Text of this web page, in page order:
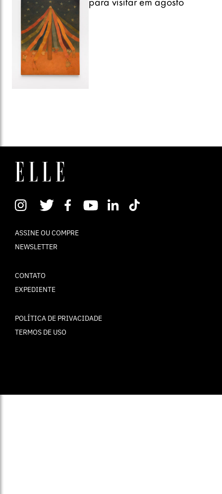
para visitar em agosto
ASSINE OU COMPRE
NEWSLETTER
CONTATO
EXPEDIENTE
POLÍTICA DE PRIVACIDADE
TERMOS DE USO